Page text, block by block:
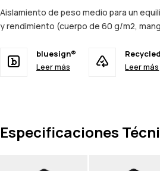
Aislamiento de peso medio para un
y rendimiento (cuerpo de 60 g/m2,
bluesign®
Leer más
Recycled
Leer más
Especificaciones